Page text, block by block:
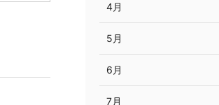
4月
5月
6月
7月